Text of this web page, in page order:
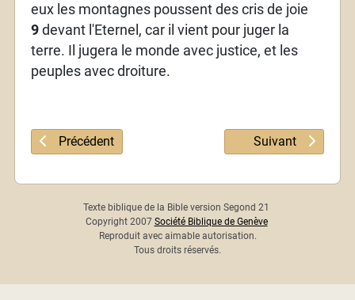
eux les montagnes poussent des cris de joie
9devant l'Eternel, car il vient pour juger la
terre. Il jugera le monde avec justice, et les
peuples avec droiture.
Article précédent : Psaume 97
Précédent Article suivant :
Suivant
Texte biblique de la Bible version Segond 21
Copyright 2007 Société Biblique de Genève
Reproduit avec aimable autorisation.
Tous droits réservés.